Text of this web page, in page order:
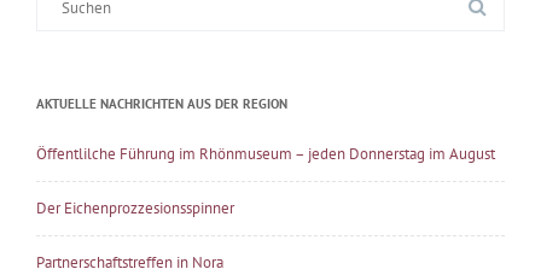
AKTUELLE NACHRICHTEN AUS DER REGION
Öffentlilche Führung im Rhönmuseum – jeden Donnerstag im August
Der Eichenprozzesionsspinner
Partnerschaftstreffen in Nora